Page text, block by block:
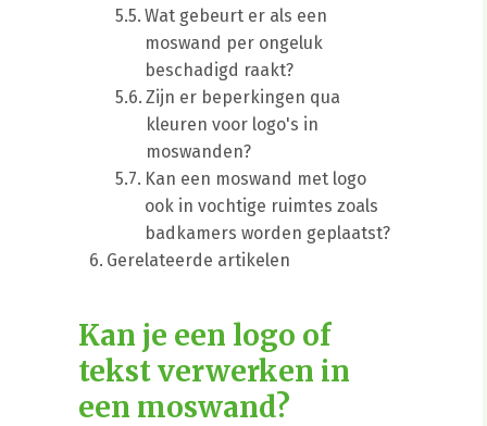
Wat gebeurt er als een
moswand per ongeluk
beschadigd raakt?
Zijn er beperkingen qua
kleuren voor logo's in
moswanden?
Kan een moswand met logo
ook in vochtige ruimtes zoals
badkamers worden geplaatst?
Gerelateerde artikelen
Kan je een logo of
tekst verwerken in
een moswand?